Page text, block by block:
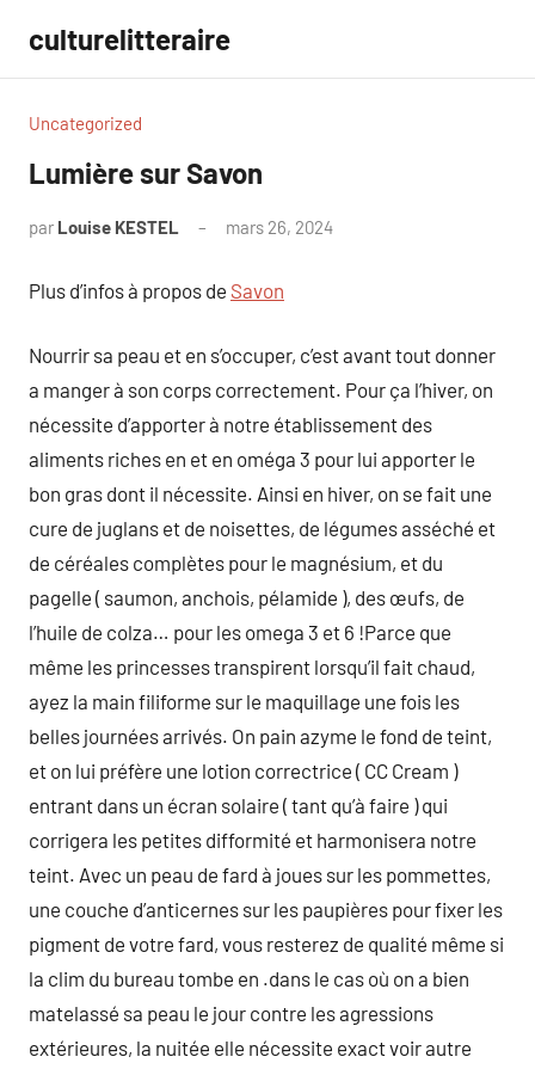
contenu
culturelitteraire
Uncategorized
Lumière sur Savon
par Louise KESTEL mars 26, 2024
Plus d’infos à propos de Savon
Nourrir sa peau et en s’occuper, c’est avant tout donner
a manger à son corps correctement. Pour ça l’hiver, on
nécessite d’apporter à notre établissement des
aliments riches en et en oméga 3 pour lui apporter le
bon gras dont il nécessite. Ainsi en hiver, on se fait une
cure de juglans et de noisettes, de légumes asséché et
de céréales complètes pour le magnésium, et du
pagelle ( saumon, anchois, pélamide ), des œufs, de
l’huile de colza… pour les omega 3 et 6 !Parce que
même les princesses transpirent lorsqu’il fait chaud,
ayez la main filiforme sur le maquillage une fois les
belles journées arrivés. On pain azyme le fond de teint,
et on lui préfère une lotion correctrice ( CC Cream )
entrant dans un écran solaire ( tant qu’à faire ) qui
corrigera les petites difformité et harmonisera notre
teint. Avec un peau de fard à joues sur les pommettes,
une couche d’anticernes sur les paupières pour fixer les
pigment de votre fard, vous resterez de qualité même si
la clim du bureau tombe en .dans le cas où on a bien
matelassé sa peau le jour contre les agressions
extérieures, la nuitée elle nécessite exact voir autre